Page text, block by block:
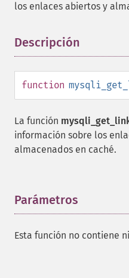
los enlaces abiertos y
Descripción
function
La función
información sobre los
almacenados en caché.
Parámetros
Esta función no contiene